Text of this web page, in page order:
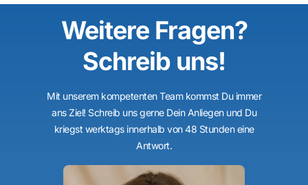
Weitere Fragen?
Schreib uns!
Mit unserem kompetenten Team kommst Du immer
ans Ziel! Schreib uns gerne Dein Anliegen und Du
kriegst werktags innerhalb von 48 Stunden eine
Antwort.